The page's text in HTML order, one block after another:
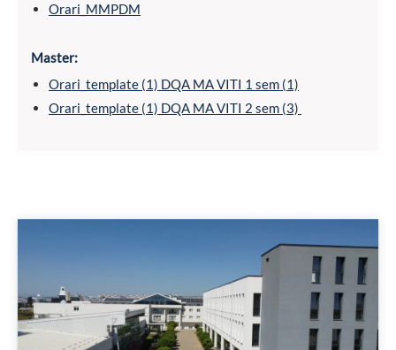
Orari_MMPDM
Master:
Orari_template (1) DQA MA VITI 1 sem (1)
Orari_template (1) DQA MA VITI 2 sem (3)